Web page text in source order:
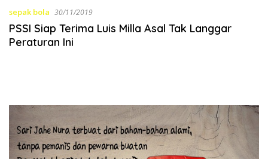
sepak bola 30/11/2019
PSSI Siap Terima Luis Milla Asal Tak Langgar
Peraturan Ini